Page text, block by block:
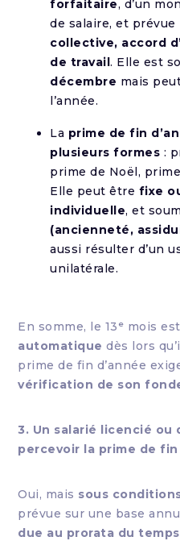
forfaitaire, d’un
de salaire, et prévue
collective, accord
de travail. Elle est
décembre mais
l’année.
La prime de fin
plusieurs formes :
prime de Noël,
Elle peut être fixe
individuelle, et
(ancienneté,
aussi résulter d’un
unilatérale.
En somme, le 13ᵉ mois
automatique dès lors
prime de fin d’année
vérification de son
3. Un salarié licencié
percevoir la prime de fin
Oui, mais sous
prévue sur une base
due au prorata du